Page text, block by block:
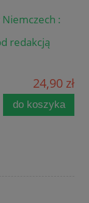
:
redakcją
24,90 zł
do koszyka